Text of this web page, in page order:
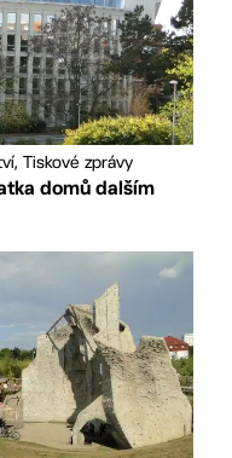
Tiskové zprávy
domů dalším